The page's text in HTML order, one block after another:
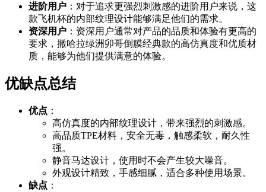
进阶用户 ：对于追求更强烈刺激感的进阶用户来说，这
款飞机杯的内部纹理设计能够满足他们的需求。
资深用户 ：资深用户通常对产品的品质和体验有更高的
要求，撒哈拉绿洲卯哥倒膜经典款的高仿真度和优质材
质，能够为他们提供满意的体验。
优缺点总结
优点 ：
高仿真度的内部纹理设计，带来强烈的刺激感。
高品质TPE材料，安全无毒，触感柔软，耐久性
强。
静音马达设计，使用时不会产生较大噪音。
外观设计精致，手感细腻，适合多种使用场景。
缺点 ：